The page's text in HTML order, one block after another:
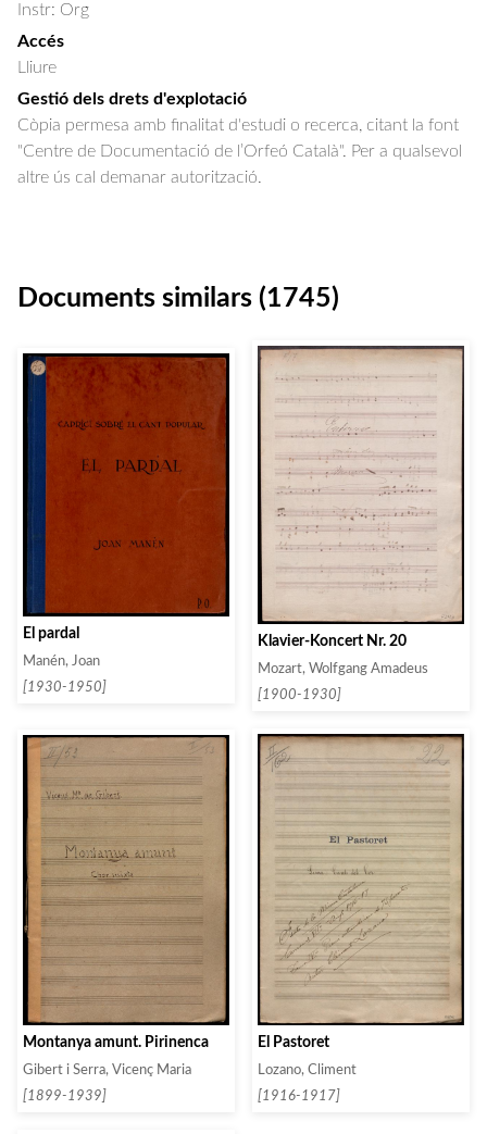
Instr: Org
Accés
Lliure
Gestió dels drets d'explotació
Còpia permesa amb finalitat d'estudi o recerca, citant la font
"Centre de Documentació de l’Orfeó Català". Per a qualsevol
altre ús cal demanar autorització.
Documents similars (1745)
El pardal
Manén, Joan
[1930-1950]
Klavier-Koncert Nr. 20
Mozart, Wolfgang Amadeus
[1900-1930]
Montanya amunt. Pirinenca
Gibert i Serra, Vicenç Maria
[1899-1939]
El Pastoret
Lozano, Climent
[1916-1917]